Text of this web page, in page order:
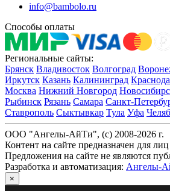
info@bambolo.ru
Способы оплаты
Региональные сайты:
Брянск Владивосток Волгоград
Иркутск Казань Калининград
Москва Нижний Новгород
Рыбинск Рязань Самара Санкт-
Ставрополь Сыктывкар Тула Уфа
ООО "Ангелы-АйТи", (c) 2008-2026 г.
Контент на сайте предназначен для
Предложения на сайте не являются
Разработка и автоматизация: Ангелы-
×